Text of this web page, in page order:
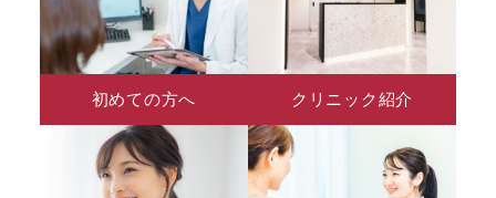
初めての方へ クリニック紹介